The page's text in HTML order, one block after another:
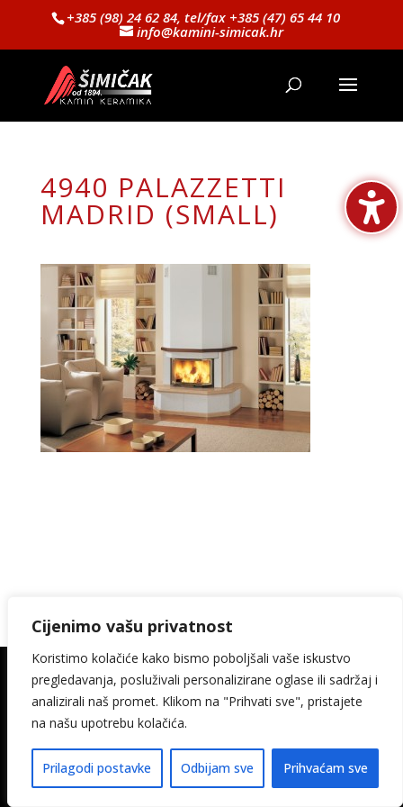
Cijenimo vašu privatnost
Koristimo kolačiće kako bismo poboljšali vaše iskustvo
pregledavanja, posluživali personalizirane oglase ili sadržaj i
analizirali naš promet. Klikom na "Prihvati sve", pristajete
na našu upotrebu kolačića.
Prilagodi postavke Odbijam sve Prihvaćam sve
+385 (98) 24 62 84, tel/fax +385 (47) 65 44 10
info@kamini-simicak.hr
4940 PALAZZETTI
MADRID (SMALL)
© 2026. Kamin Keramika Šimičak design:
media-met
Pravila privatnosti Izjava o pristupačnosti